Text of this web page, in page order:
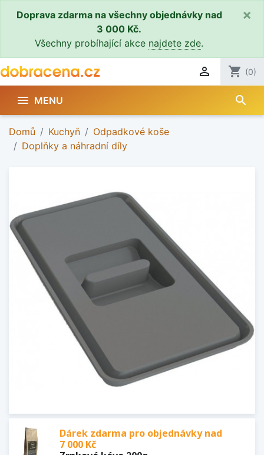
Doprava zdarma na všechny objednávky nad
3 000 Kč.
Všechny probíhající akce najdete zde.
×
 shopping_cart (0)
 MENU search
Domů Kuchyň
Odpadkové koše
Doplňky a náhradní díly
Dárek zdarma pro objednávky nad
7 000 Kč